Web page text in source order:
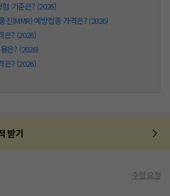
기준은? (2026)
진(MMR) 예방접종 가격은? (2026)
은? (2026)
은? (2026)
은? (2026)
받기
수정 요청